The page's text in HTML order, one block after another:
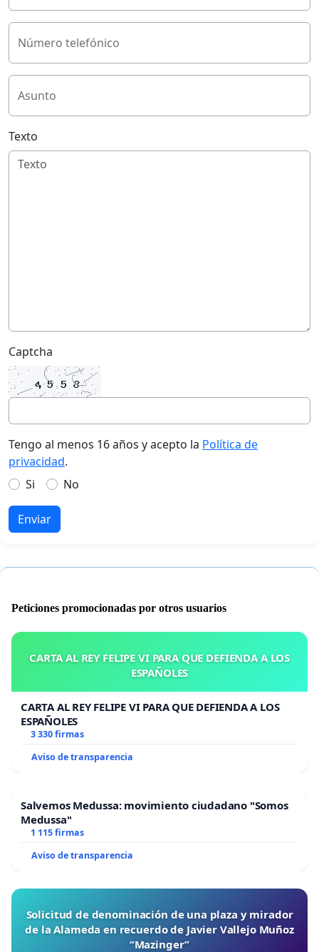
Número telefónico
Asunto
Texto
Captcha
Tengo al menos 16 años y acepto la Política de
privacidad.
Si
No
Enviar
Peticiones promocionadas por otros usuarios
CARTA AL REY FELIPE VI PARA QUE DEFIENDA A LOS
ESPAÑOLES
CARTA AL REY FELIPE VI PARA QUE DEFIENDA A LOS
ESPAÑOLES
3 330 firmas
Aviso de transparencia
Salvemos Medussa: movimiento ciudadano "Somos
Medussa"
1 115 firmas
Aviso de transparencia
Solicitud de denominación de una plaza y mirador
de la Alameda en recuerdo de Javier Vallejo Muñoz
“Mazinger”